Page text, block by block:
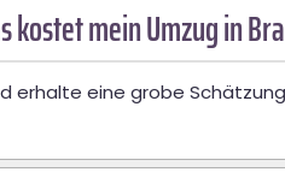
kostet mein Umzug in
erhalte eine grobe